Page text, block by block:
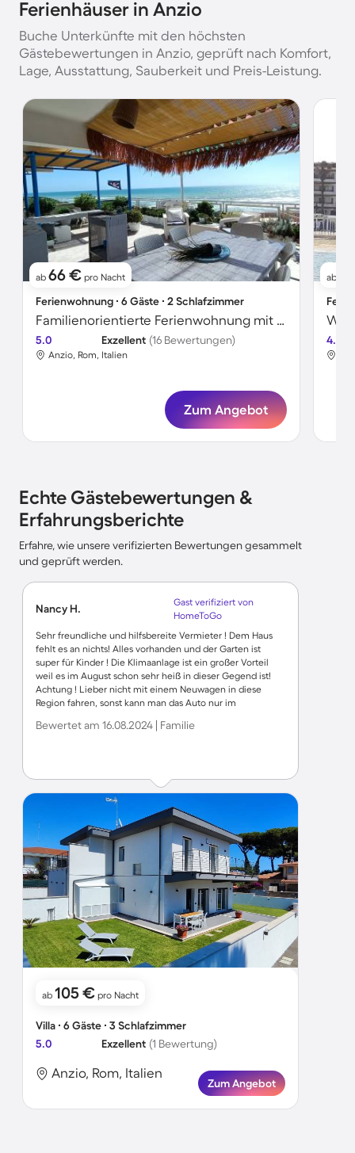
Ferienhäuser in Anzio
Buche Unterkünfte mit den höchsten
Gästebewertungen in Anzio, geprüft nach Komfort,
Lage, Ausstattung, Sauberkeit und Preis-Leistung.
ab 66 € pro Nacht
Ferienwohnung ∙ 6 Gäste ∙ 2 Schlafzimmer
Familienorientierte Ferienwohnung mit Grill und Terrasse | Strandblick | Strand in der Nähe | Hunde erlaubt
5.0 Exzellent (16 Bewertungen)
Anzio, Rom, Italien
Zum Angebot
ab
4.6
Echte Gästebewertungen &
Erfahrungsberichte
Erfahre, wie unsere verifizierten Bewertungen gesammelt
und geprüft werden.
Nancy H.
Gast verifiziert von
HomeToGo
Sehr freundliche und hilfsbereite Vermieter ! Dem Haus
fehlt es an nichts! Alles vorhanden und der Garten ist
super für Kinder ! Die Klimaanlage ist ein großer Vorteil
weil es im August schon sehr heiß in dieser Gegend ist!
Achtung ! Lieber nicht mit einem Neuwagen in diese
Region fahren, sonst kann man das Auto nur im
Fuß erkunden !
Bewertet am 16.08.2024 | Familie
ab 105 € pro Nacht
Villa ∙ 6 Gäste ∙ 3 Schlafzimmer
5.0
Exzellent (1 Bewertung)
Anzio, Rom, Italien
Zum Angebot